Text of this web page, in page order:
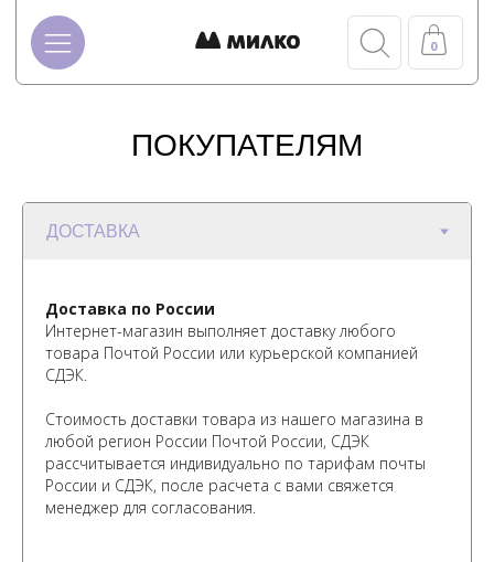
Доставка по России
Интернет-магазин выполняет доставку любого
товара Почтой России или курьерской компанией
СДЭК.
Стоимость доставки товара из нашего магазина в
любой регион России Почтой России, СДЭК
рассчитывается индивидуально по тарифам почты
России и СДЭК, после расчета с вами свяжется
менеджер для согласования.